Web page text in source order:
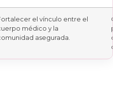
el vínculo entre el
médico y la
asegurada.